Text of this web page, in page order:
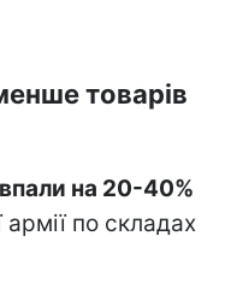
товарів
впали на 20-40%
армії по складах